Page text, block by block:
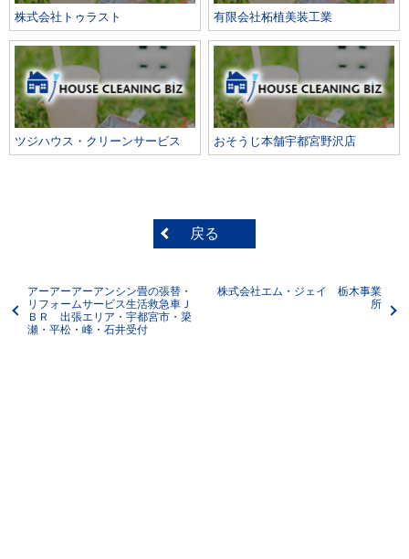
株式会社トゥラスト 有限会社柘植美装工業
ツジハウス・クリーンサービス おそうじ本舗宇都宮野沢店
戻る
アーアーアーアンシン畳の張替・
リフォームサービス生活救急車Ｊ
ＢＲ 出張エリア・宇都宮市・簗
瀬・平松・峰・石井受付
株式会社エム・ジェイ 栃木事業
所